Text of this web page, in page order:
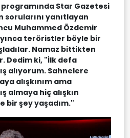
Star Gazetesi
sorularını yanıtlayan
Muhammed Özdemir
teröristler böyle bir
Namaz bittikten
Dedim ki, "İlk defa
alıyorum. Sahnelere
alışkınım ama
almaya hiç alışkın
bir şey yaşadım."